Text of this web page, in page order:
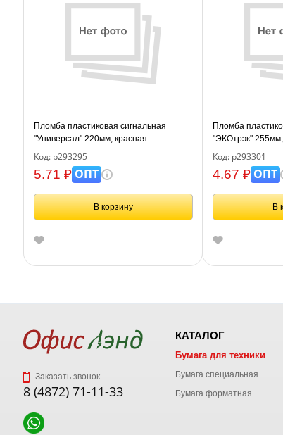
Пломба пластиковая сигнальная
"Универсал" 220мм, красная
Код: р293295
5.71 ₽ОПТ
В корзину
Пломба
"ЭКОтрэк"
Код: р293301
4.67 ₽ОПТ
В
Заказать звонок
8 (4872) 71-11-33
КАТАЛОГ
Бумага для техники
Бумага специальная
Бумага форматная